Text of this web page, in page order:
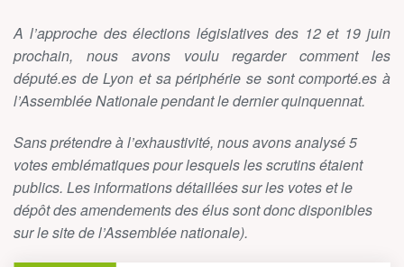
A l’approche des élections législatives des 12 et 19 juin
prochain, nous avons voulu regarder comment les
député.es de Lyon et sa périphérie se sont comporté.es à
l’Assemblée Nationale pendant le dernier quinquennat.
Sans prétendre à l’exhaustivité, nous avons analysé 5
votes emblématiques pour lesquels les scrutins étaient
publics. Les informations détaillées sur les votes et le
dépôt des amendements des élus sont donc disponibles
sur le site de l’Assemblée nationale).